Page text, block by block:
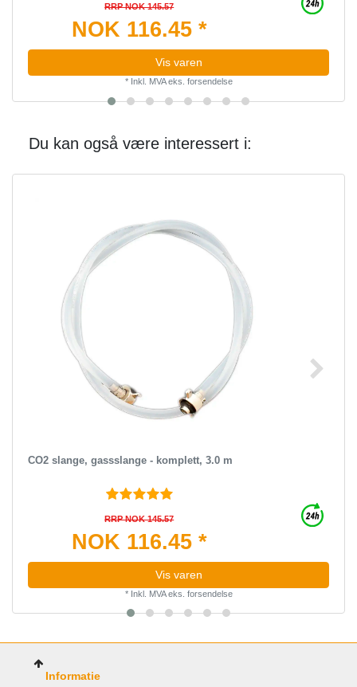
RRP NOK 145.57
NOK 116.45 *
Vis varen
* Inkl. MVAeks. forsendelse
Du kan også være interessert i:
CO2 slange, gassslange - komplett, 3.0 m
RRP NOK 145.57
NOK 116.45 *
Vis varen
* Inkl. MVAeks. forsendelse
Informatie